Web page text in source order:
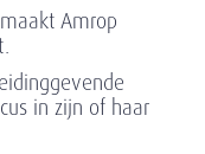
Amrop
in zijn of haar